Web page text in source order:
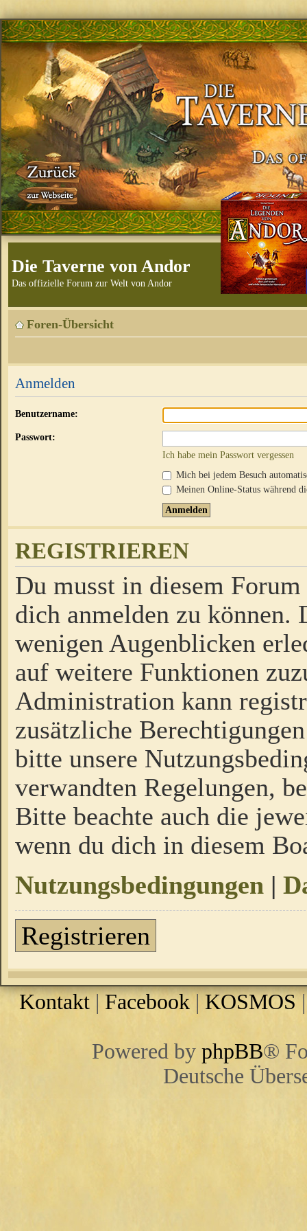
Die Taverne von Andor
Das offizielle Forum zur Welt von Andor
Foren-Übersicht
Anmelden
Benutzername:
Passwort:
Ich habe mein Passwort vergessen
Mich bei jedem Besuch
Meinen Online-Status während
REGISTRIEREN
Du musst in diesem
dich anmelden zu
wenigen Augenblicken
auf weitere Funktionen
Administration kann
zusätzliche
bitte unsere
verwandten Regelungen,
Bitte beachte auch die
wenn du dich in diesem
Nutzungsbedingungen |
Registrieren
Kontakt | Facebook |KOSMOS
Powered by phpBB®
Deutsche